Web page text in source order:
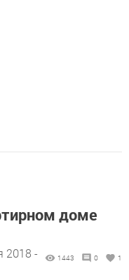
доме
2018 -
1443 0 1